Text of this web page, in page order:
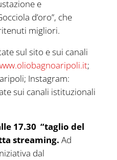
e
d’oro”, che
migliori.
sul sito e sui canali
;
Instagram:
sui canali istituzionali
17.30 “taglio del
streaming. Ad
dal